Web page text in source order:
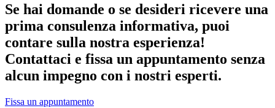
Se hai domande o se desideri ricevere una
prima consulenza informativa, puoi
contare sulla nostra esperienza!
Contattaci e fissa un appuntamento senza
alcun impegno con i nostri esperti.
Fissa un appuntamento